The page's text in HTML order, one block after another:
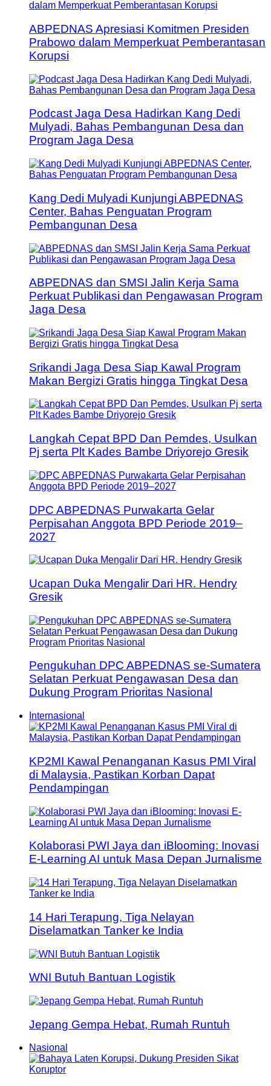
ABPEDNAS Apresiasi Komitmen Presiden
Prabowo dalam Memperkuat Pemberantasan
Korupsi
Podcast Jaga Desa Hadirkan Kang Dedi
Mulyadi, Bahas Pembangunan Desa dan
Program Jaga Desa
Kang Dedi Mulyadi Kunjungi ABPEDNAS
Center, Bahas Penguatan Program
Pembangunan Desa
ABPEDNAS dan SMSI Jalin Kerja Sama
Perkuat Publikasi dan Pengawasan Program
Jaga Desa
Srikandi Jaga Desa Siap Kawal Program
Makan Bergizi Gratis hingga Tingkat Desa
Langkah Cepat BPD Dan Pemdes, Usulkan
Pj serta Plt Kades Bambe Driyorejo Gresik
DPC ABPEDNAS Purwakarta Gelar
Perpisahan Anggota BPD Periode 2019–
2027
Ucapan Duka Mengalir Dari HR. Hendry
Gresik
Pengukuhan DPC ABPEDNAS se-Sumatera
Selatan Perkuat Pengawasan Desa dan
Dukung Program Prioritas Nasional
Internasional
KP2MI Kawal Penanganan Kasus PMI Viral
di Malaysia, Pastikan Korban Dapat
Pendampingan
Kolaborasi PWI Jaya dan iBlooming: Inovasi
E-Learning AI untuk Masa Depan Jurnalisme
14 Hari Terapung, Tiga Nelayan
Diselamatkan Tanker ke India
WNI Butuh Bantuan Logistik
Jepang Gempa Hebat, Rumah Runtuh
Nasional